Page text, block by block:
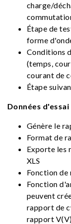
charge/
Étape de
forme
Conditions
(temps,
courant de
Étape
Données d'essai
Génère le
Format de
Exporte les
XLS
Fonction
Fonction
peuvent
rapport de
rapport